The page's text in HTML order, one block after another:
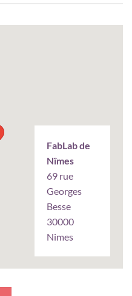
FabLab de
Nîmes
69 rue
Georges
Besse
30000
Nimes